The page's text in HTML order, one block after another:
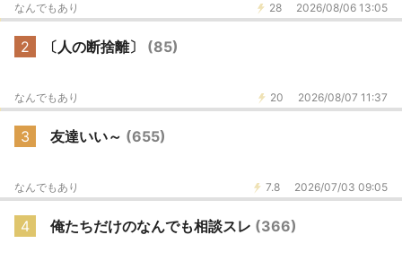
28 2026/08/06 13:05
なんでもあり
2 〔人の断捨離〕 (85)
20 2026/08/07 11:37
なんでもあり
3 友達いい～ (655)
7.8 2026/07/03 09:05
なんでもあり
4 俺たちだけのなんでも相談スレ (366)